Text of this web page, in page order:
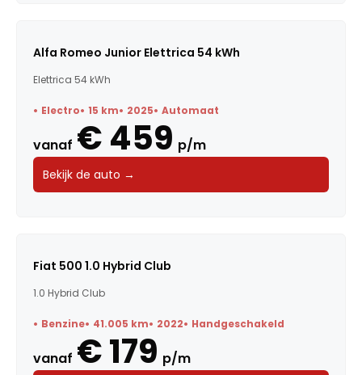
Alfa Romeo Junior Elettrica 54 kWh
Elettrica 54 kWh
Electro 15 km 2025 Automaat
vanaf € 459 p/m
Bekijk de auto →
Fiat 500 1.0 Hybrid Club
1.0 Hybrid Club
Benzine 41.005 km 2022 Handgeschakeld
vanaf € 179 p/m